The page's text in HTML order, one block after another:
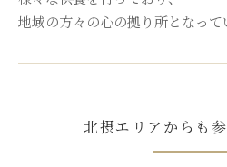
地域の方々の心の拠り所となって
北摂エリアからも